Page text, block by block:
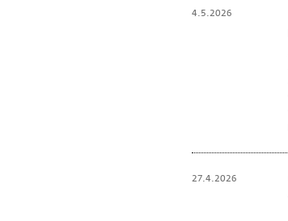
4.5.2026
27.4.2026